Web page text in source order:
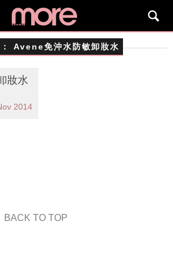
Avene免沖水防敏卸妝水
妝水
2014
BACK TO TOP